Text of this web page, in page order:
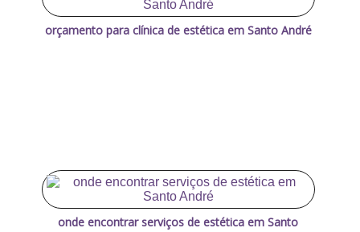
orçamento para clínica de estética em Santo André
onde encontrar serviços de estética em Santo